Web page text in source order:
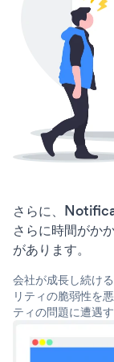
さらに、
さらに時間がか
があります。
会社が成長し続け
リティの脆弱性を
ティの問題に遭遇